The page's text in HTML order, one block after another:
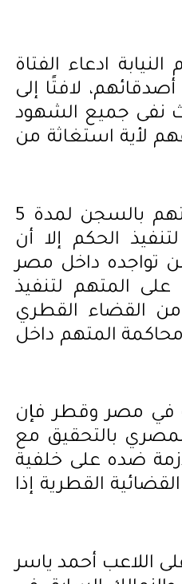
ادعاء الفتاة
لافتًا إلى
نفى جميع الشهود
لأية استغاثة من
جدير بالذكر صدور حكم من القضاء القطري ضد المتهم بالسجن لمدة 5
الحكم إلا أن
تواجده داخل مصر
المتهم لتنفيذ
القضاء القطري
المتهم داخل
في مصر وقطر فإن
بالتحقيق مع
ضده على خلفية
القطرية إذا
اللاعب أحمد ياسر